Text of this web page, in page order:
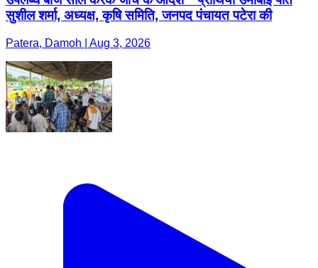
सुशील शर्मा, अध्यक्ष, कृषि समिति, जनपद पंचायत पटेरा की
Patera, Damoh | Aug 3, 2026